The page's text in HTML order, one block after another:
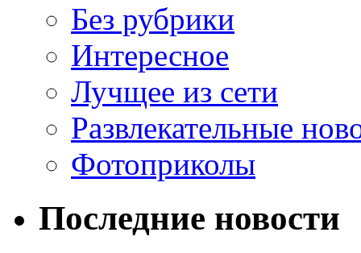
Без рубрики
Интересное
Лучщее из сети
Развлекательные
Фотоприколы
Последние новости